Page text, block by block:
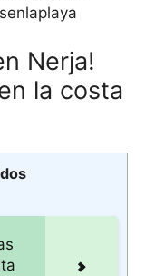
Nerja!
la costa